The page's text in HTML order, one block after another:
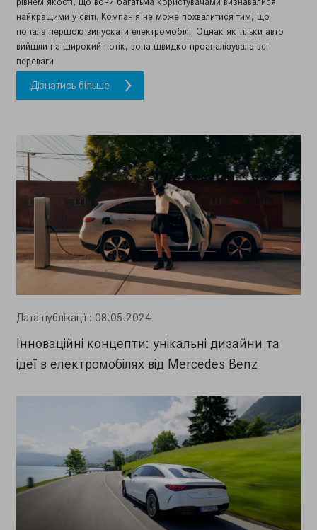
найкращими у світі. Компанія не може похвалитися тим, що
почала першою випускати електромобілі. Однак як тільки авто
вийшли на широкий потік, вона швидко проаналізувала всі
переваги
Дізнатись більше
Дата публiкацiї : 08.05.2024
Інноваційні концепти: унікальні дизайни та
ідеї в електромобілях від Mercedes Benz